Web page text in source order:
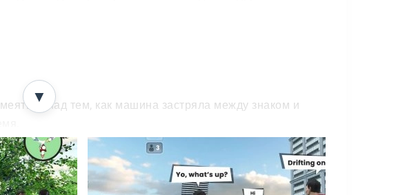
над тем, как машина застряла между знаком и
можно прокачать и под скорость, и под внешний вид:
▼